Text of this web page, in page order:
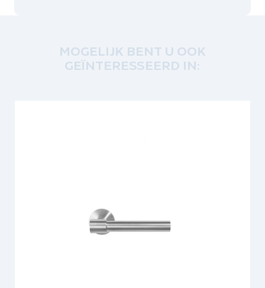
MOGELIJK BENT U OOK
GEÏNTERESSEERD IN: